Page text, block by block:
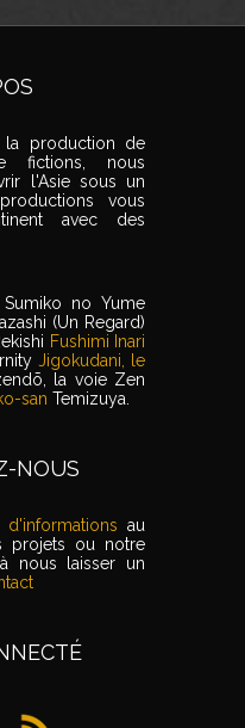
la production de
fictions, nous
l'Asie sous un
vous
avec des
Sumiko no Yume
(Un Regard)
Fushimi Inari
Jigokudani, le
la voie Zen
san Temizuya.
NOUS
d'informations au
projets ou notre
nous laisser un